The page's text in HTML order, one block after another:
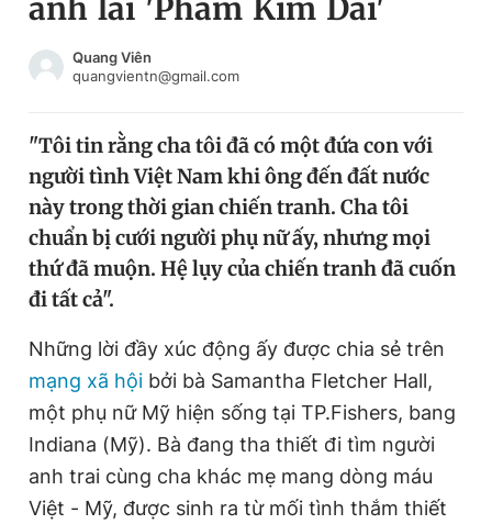
Chào ngày mới
Tin thị trường Tin 360
Video Magazine
Sản phẩm khác
Tiện ích Bạn cần biết
Thông tin tòa soạn Liên hệ quảng cáo
anh lai 'Pham Kim Dai'
Quang Viên
quangvientn@gmail.com
"Tôi tin rằng cha tôi đã có một đứa con với
người tình Việt Nam khi ông đến đất nước
này trong thời gian chiến tranh. Cha tôi
chuẩn bị cưới người phụ nữ ấy, nhưng mọi
thứ đã muộn. Hệ lụy của chiến tranh đã cuốn
đi tất cả".
Những lời đầy xúc động ấy được chia sẻ trên
mạng xã hội bởi bà Samantha Fletcher Hall,
một phụ nữ Mỹ hiện sống tại TP.Fishers, bang
Indiana (Mỹ). Bà đang tha thiết đi tìm người
anh trai cùng cha khác mẹ mang dòng máu
Việt - Mỹ, được sinh ra từ mối tình thắm thiết